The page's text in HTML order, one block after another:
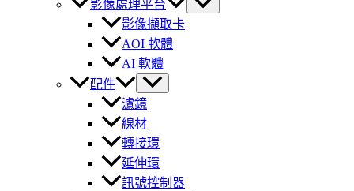
影像處理平台
影像擷取卡
AOI 軟體
AI 軟體
配件
濾鏡
線材
轉接環
延伸環
訊號控制器